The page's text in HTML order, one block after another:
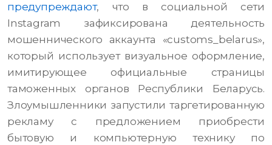
предупреждают, что в социальной сети
Instagram зафиксирована деятельность
мошеннического аккаунта «customs_belarus»,
который использует визуальное оформление,
имитирующее официальные страницы
таможенных органов Республики Беларусь.
Злоумышленники запустили таргетированную
рекламу с предложением приобрести
бытовую и компьютерную технику по